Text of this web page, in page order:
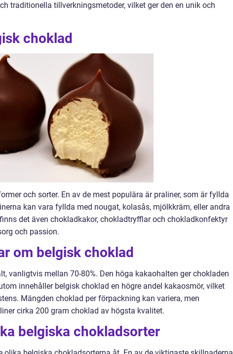
traditionella tillverkningsmetoder, vilket ger den en unik och
choklad
och sorter. En av de mest populära är praliner, som är fyllda
kan vara fyllda med nougat, kolasås, mjölkkräm, eller andra
det även chokladkakor, chokladtryfflar och chokladkonfektyr
och passion.
om belgisk choklad
vanligtvis mellan 70-80%. Den höga kakaohalten ger chokladen
innehåller belgisk choklad en högre andel kakaosmör, vilket
Mängden choklad per förpackning kan variera, men
cirka 200 gram choklad av högsta kvalitet.
belgiska chokladsorter